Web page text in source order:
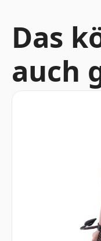
Das
auch